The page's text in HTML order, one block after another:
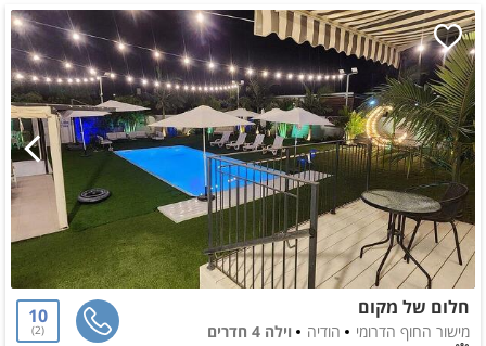
חלום של מקום
מישור החוף הדרומי הודיה
וילה 4 חדרים
10
2